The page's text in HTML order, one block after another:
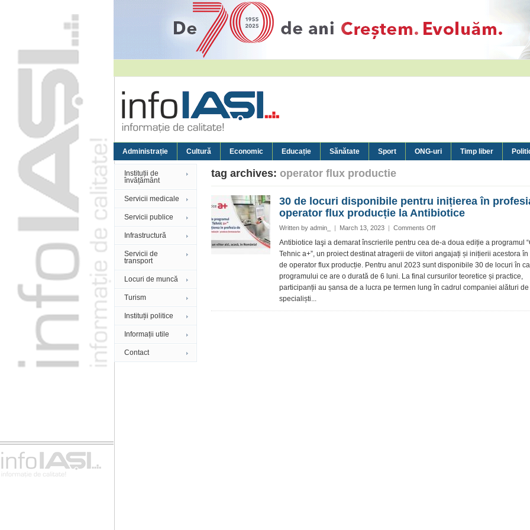
Administrație Cultură Economic Educație Sănătate Sport ONG-uri Timp liber
Instituții de
învățământ
Servicii medicale
Servicii publice
Infrastructură
Servicii de
transport
Locuri de muncă
Turism
Instituții politice
Informații utile
Contact
tag archives: operator flux productie
30 de locuri disponibile pentru inițierea în
operator flux producție la Antibiotice
Written by admin_ | March 13, 2023 | Comments Offon
de
locuri
disponibile
pentru
inițierea
Antibiotice Iaşi a demarat înscrierile pentru cea de-a doua ediție a programul
Tehnic a+”, un proiect destinat atragerii de viitori angajați și inițierii acestora
de operator flux producție. Pentru anul 2023 sunt disponibile 30 de locuri în
programului ce are o durată de 6 luni. La final cursurilor teoretice și practice,
participanții au șansa de a lucra pe termen lung în cadrul companiei alături de
specialiști...